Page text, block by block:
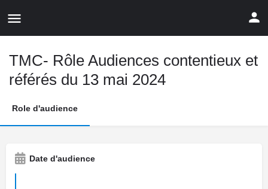
TMC- Rôle Audiences contentieux et
référés du 13 mai 2024
Role d'audience
Date d'audience